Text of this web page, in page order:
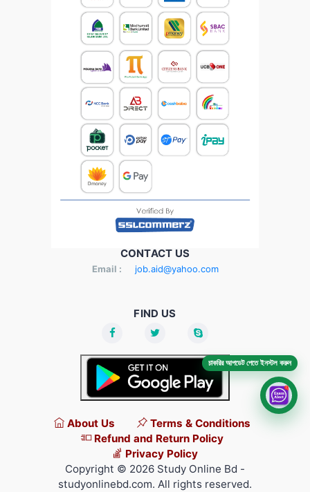
CONTACT US
Email : job.aid@yahoo.com
FIND US
About Us
Terms & Conditions
Refund and Return Policy
Privacy Policy
Copyright © 2026 Study Online Bd -
studyonlinebd.com. All rights reserved.
চাকরির আপডেট পেতে ইনস্টল করুন